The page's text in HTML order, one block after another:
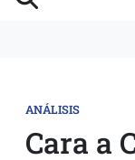
ANÁLISIS
Cara a